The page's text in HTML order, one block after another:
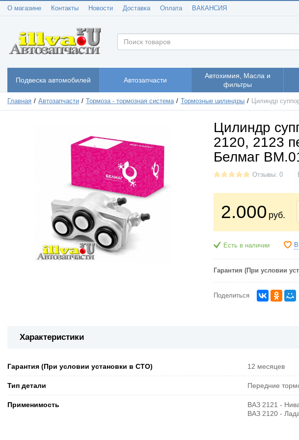
О магазине Контакты Новости Доставка Оплата ВАКАНСИЯ
Подвеска автомобилей Автозапчасти
Автохимия, Масла и
фильтры
Главная Автозапчасти Тормоза - тормозная система Тормозные цилиндры Цилиндр
Цилиндр
2120, 2123
Белмаг
Отзывы: 0
2.000 руб.
Есть в наличии
Гарантия (При условии
Поделиться
Характеристики
Гарантия (При условии установки в СТО) 12 месяцев
Тип детали Передние
Применимость
ВАЗ 2121 -
ВАЗ 2120 -